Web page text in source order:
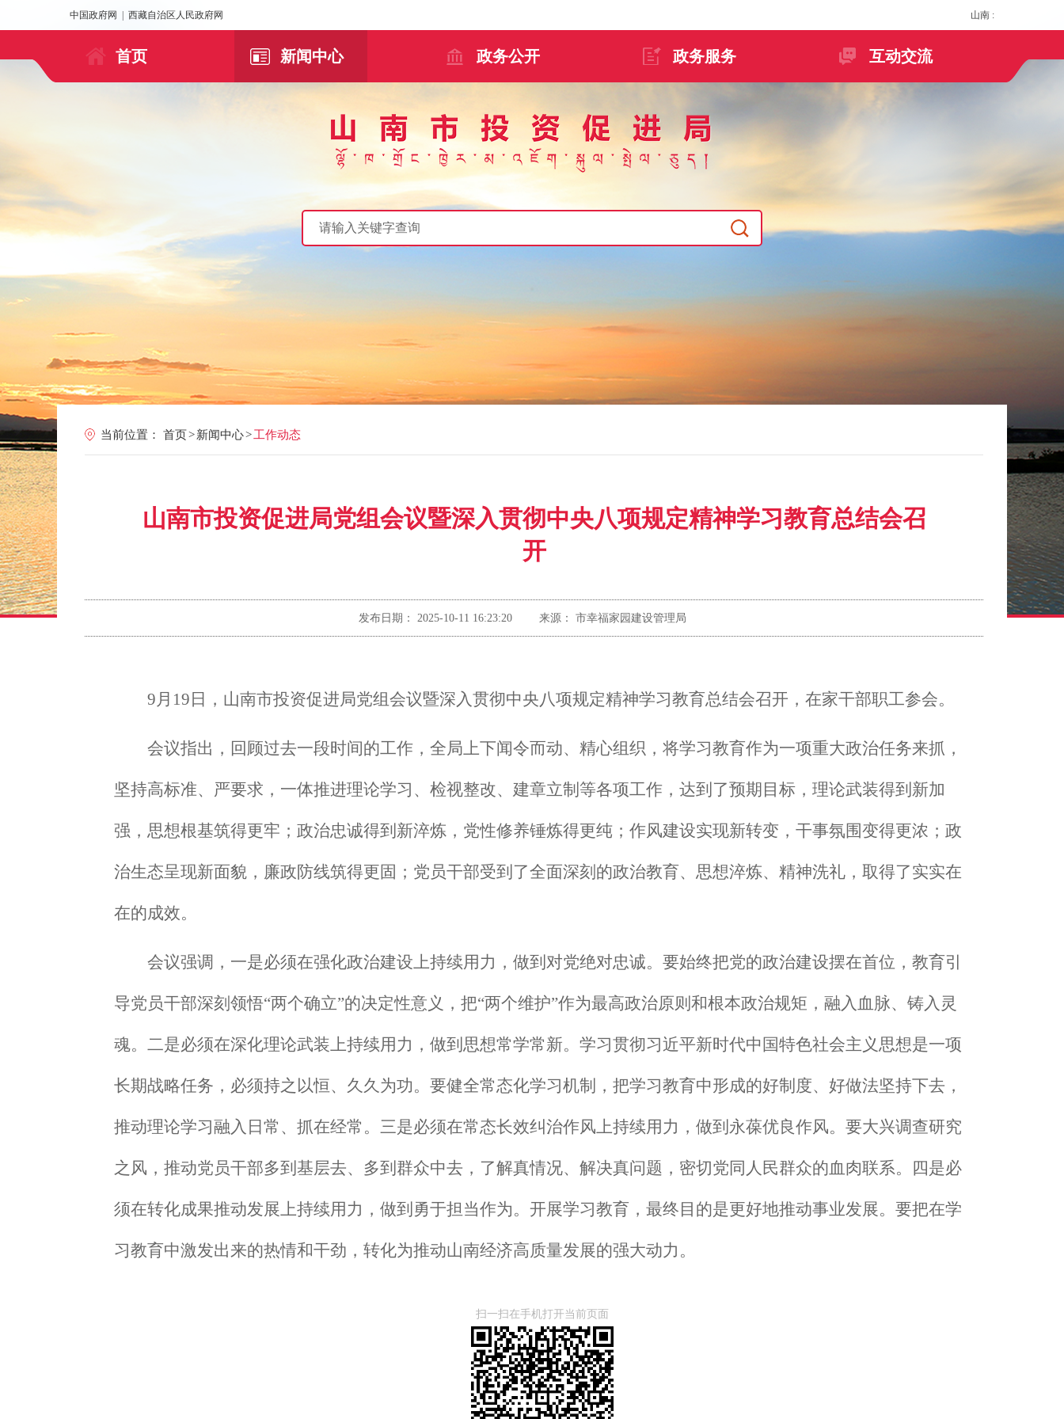
中国政府网 西藏自治区人民政府网 山南 :
首页 新闻中心 政务公开 政务服务 互动交流
当前位置： 首页>新闻中心>工作动态
山南市投资促进局党组会议暨深入贯彻中央八项规定精神学习教育总结会召
开
发布日期： 2025-10-11 16:23:20 来源： 市幸福家园建设管理局
9月19日，山南市投资促进局党组会议暨深入贯彻中央八项规定精神学习教育总结会召开 ， 在家干部职工参会。
会议指出， 回顾过去一段时间的工作， 全局上下闻令而动、精心组织，将学习教育作为一项重大政治任务来抓，
坚持高标准、严要求，一体推进理论学习、检视整改、建章立制等各项工作，达到了预期目标 ， 理论武装得到新加
强，思想根基筑得更牢 ； 政治忠诚得到新淬炼，党性修养锤炼得更纯 ； 作风建设实现新转变，干事氛围变得更浓 ； 政
治生态呈现新面貌，廉政防线筑得更固 ；党员干部受到了全面深刻的政治教育、思想淬炼、精神洗礼，取得了实实在
在的成效。
会议强调， 一是必须在强化政治建设上持续用力，做到对党绝对忠诚。要始终把党的政治建设摆在首位，教育引
导党员干部深刻领悟“两个确立”的决定性意义 ，把“两个维护”作为最高政治原则和根本政治规矩，融入血脉、铸入灵
魂。 二是必须在深化理论武装上持续用力，做到思想常学常新。 学习贯彻习近平新时代中国特色社会主义思想是一项
长期战略任务，必须持之以恒、久久为功。要健全常态化学习机制，把学习教育中形成的好制度、好做法坚持下去，
推动理论学习融入日常、抓在经常。 三是必须在常态长效纠治作风上持续用力，做到永葆优良作风。要大兴调查研究
之风，推动党员干部多到基层去、多到群众中去，了解真情况、解决真问题，密切党同人民群众的血肉联系。 四是必
须在转化成果推动发展上持续用力，做到勇于担当作为。开展学习教育，最终目的是更好地推动事业发展。要把在学
习教育中激发出来的热情和干劲，转化为推动山南经济高质量发展的强大动力。
扫一扫在手机打开当前页面